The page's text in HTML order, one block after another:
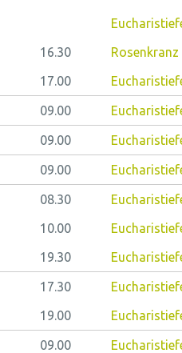
16.30
17.00
09.00
09.00
09.00
08.30
10.00
19.30
17.30
19.00
09.00